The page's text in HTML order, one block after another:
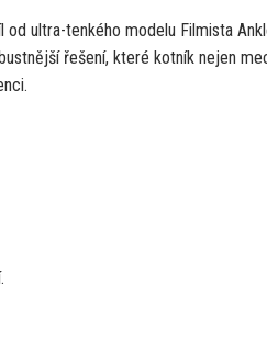
ultra-tenkého modelu Filmista
řešení, které kotník nejen